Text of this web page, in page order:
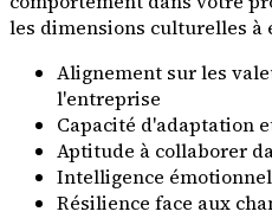
les dimensions culturelles
Alignement sur les
l'entreprise
Capacité d'adaptation
Aptitude à collaborer
Intelligence
Résilience face aux